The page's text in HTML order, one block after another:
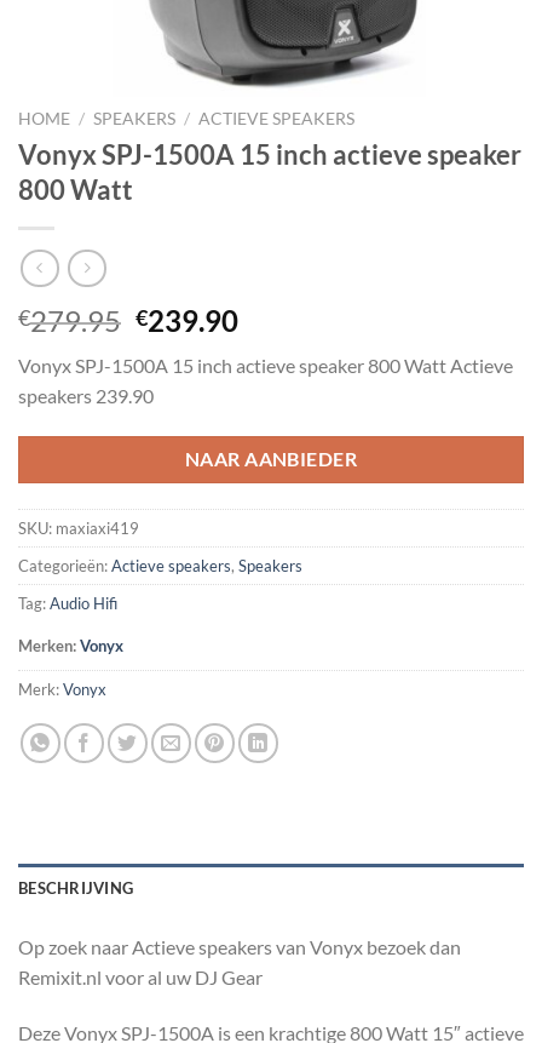
HOME / SPEAKERS / ACTIEVE SPEAKERS
Vonyx SPJ-1500A 15 inch actieve speaker
800 Watt
€279.95 Oorspronkelijke
was:
€279.95.
€239.90Huidige
is:
Vonyx SPJ-1500A 15 inch actieve speaker 800 Watt Actieve
speakers 239.90
NAAR AANBIEDER
SKU: maxiaxi419
Categorieën:Actieve speakers, Speakers
Tag:Audio Hifi
Merken:Vonyx
Merk:Vonyx
BESCHRIJVING
Op zoek naar Actieve speakers van Vonyx bezoek dan
Remixit.nl voor al uw DJ Gear
Deze Vonyx SPJ-1500A is een krachtige 800 Watt 15″ actieve